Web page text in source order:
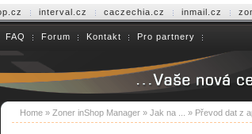
interval.cz caczechia.cz inmail.cz
FAQ Forum Kontakt Pro partnery
Home» Zoner inShop Manager» Jak na ... » Převod dat z